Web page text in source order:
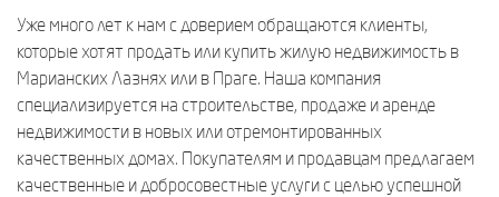
Уже много лет к нам с доверием обращаются клиенты,
которые хотят продать или купить жилую недвижимость в
Марианских Лазнях или в Праге. Наша компания
специализируется на строительстве, продаже и аренде
недвижимости в новых или отремонтированных
качественных домах. Покупателям и продавцам предлагаем
качественные и добросовестные услуги с целью успешной